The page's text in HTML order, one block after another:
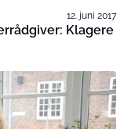
12. juni 2017
Klagere